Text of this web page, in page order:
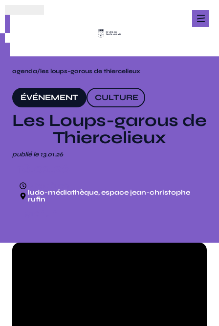
agenda/les loups-garous de thiercelieux
ÉVÉNEMENT CULTURE
Les Loups-garous de
Thiercelieux
publié le 13.01.26
ludo-médiathèque, espace jean-christophe
rufin